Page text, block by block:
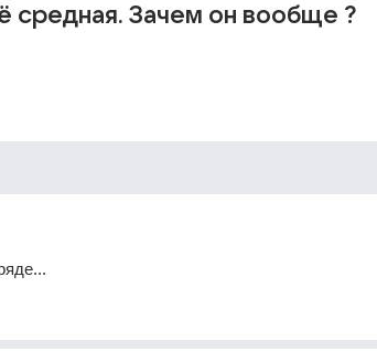
средная. Зачем он вообще ?